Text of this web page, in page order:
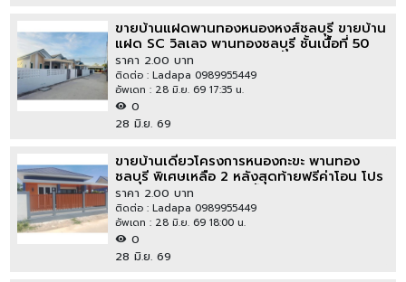
ขายบ้านแฝดพานทองหนองหงส์ชลบุรี ขายบ้าน
แฝด SC วิลเลจ พานทองชลบุรี ชั้นเนื้อที่ 50
ตารางวา 2 ห้องนอน 2 ห้องน้ำ
ราคา 2.00 บาท
ติดต่อ : Ladapa 0989955449
อัพเดท : 28 มิ.ย. 69 17:35 น.
0
28 มิ.ย. 69
ขายบ้านเดี่ยวโครงการหนองกะขะ พานทอง
ชลบุรี พิเศษเหลือ 2 หลังสุดท้ายฟรีค่าโอน โปร
จัดเต็มจองภายในเดือนนี้
ราคา 2.00 บาท
ติดต่อ : Ladapa 0989955449
อัพเดท : 28 มิ.ย. 69 18:00 น.
0
28 มิ.ย. 69